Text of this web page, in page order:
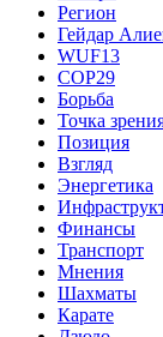
Регион
Гейдар
WUF13
COP29
Борьба
Точка
Позиция
Взгляд
Энергетика
Финансы
Транспорт
Мнения
Шахматы
Карате